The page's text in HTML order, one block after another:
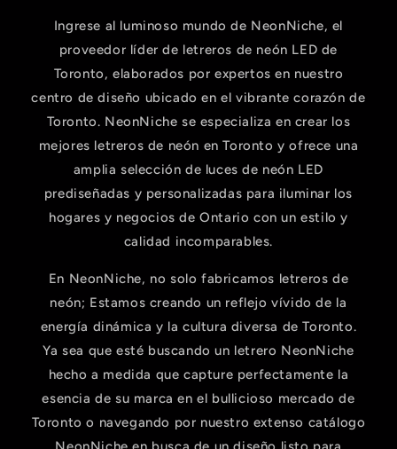
Ingrese al luminoso mundo de NeonNiche, el
proveedor líder de letreros de neón LED de
Toronto, elaborados por expertos en nuestro
centro de diseño ubicado en el vibrante corazón de
Toronto. NeonNiche se especializa en crear los
mejores letreros de neón en Toronto y ofrece una
amplia selección de luces de neón LED
prediseñadas y personalizadas para iluminar los
hogares y negocios de Ontario con un estilo y
calidad incomparables.
En NeonNiche, no solo fabricamos letreros de
neón; Estamos creando un reflejo vívido de la
energía dinámica y la cultura diversa de Toronto.
Ya sea que esté buscando un letrero NeonNiche
hecho a medida que capture perfectamente la
esencia de su marca en el bullicioso mercado de
Toronto o navegando por nuestro extenso catálogo